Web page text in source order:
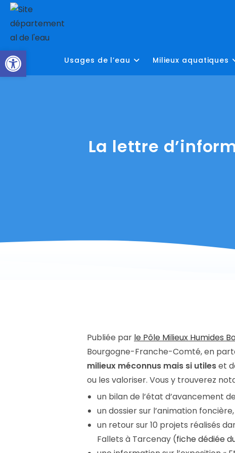
Skip
content
Usages de l’eau Milieux aquatiques
La lettre
Publiée par le Pôle Milieux Humides
Bourgogne-Franche-Comté, en
milieux méconnus mais si utileset
ou les valoriser. Vous y trouverez
un bilan de l’état d’avancement
un dossier sur l’animation
un retour sur 10 projets réalisés
Fallets à Tarcenay (fiche dédiée
Ouvrir la barre d’outils